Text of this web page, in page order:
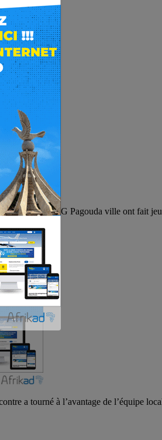
terrain) et CEG Pagouda ville ont fait
a tourné à l’avantage de l’équipe